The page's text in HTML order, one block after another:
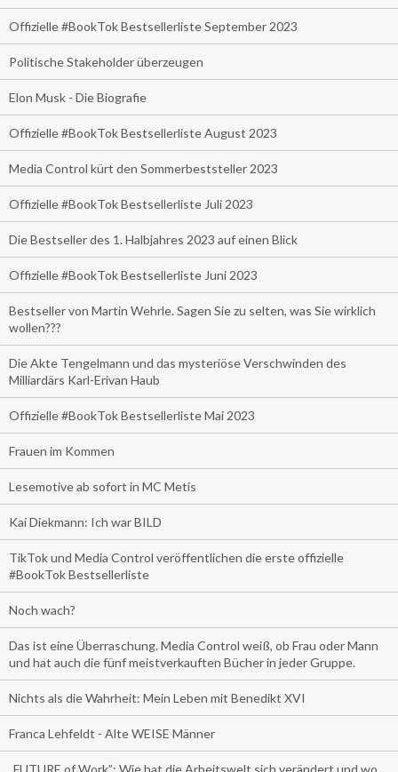
Offizielle #BookTok Bestsellerliste September 2023
Politische Stakeholder überzeugen
Elon Musk - Die Biografie
Offizielle #BookTok Bestsellerliste August 2023
Media Control kürt den Sommerbeststeller 2023
Offizielle #BookTok Bestsellerliste Juli 2023
Die Bestseller des 1. Halbjahres 2023 auf einen Blick
Offizielle #BookTok Bestsellerliste Juni 2023
Bestseller von Martin Wehrle. Sagen Sie zu selten, was Sie wirklich
wollen???
Die Akte Tengelmann und das mysteriöse Verschwinden des
Milliardärs Karl-Erivan Haub
Offizielle #BookTok Bestsellerliste Mai 2023
Frauen im Kommen
Lesemotive ab sofort in MC Metis
Kai Diekmann: Ich war BILD
TikTok und Media Control veröffentlichen die erste offizielle
#BookTok Bestsellerliste
Noch wach?
Das ist eine Überraschung. Media Control weiß, ob Frau oder Mann
und hat auch die fünf meistverkauften Bücher in jeder Gruppe.
Nichts als die Wahrheit: Mein Leben mit Benedikt XVI
Franca Lehfeldt - Alte WEISE Männer